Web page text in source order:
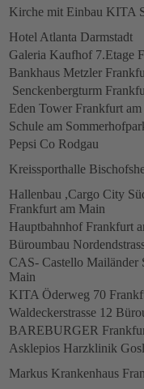
Kirche mit Einbau KITA
Hotel Atlanta Darmstadt
Galeria Kaufhof 7.Etage
Bankhaus Metzler
Senckenbergturm
Eden Tower Frankfurt
Schule am
Pepsi Co Rodgau
Kreissporthalle
Hallenbau ,Cargo City
Frankfurt am Main
Hauptbahnhof Frankfurt
Büroumbau
CAS- Castello Mailänder
Main
KITA Öderweg 70
Waldeckerstrasse 12
BAREBURGER
Asklepios Harzklinik
Markus Krankenhaus